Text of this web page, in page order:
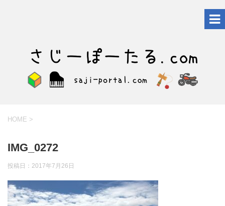
HOME >
IMG_0272
投稿日： 2017年7月26日